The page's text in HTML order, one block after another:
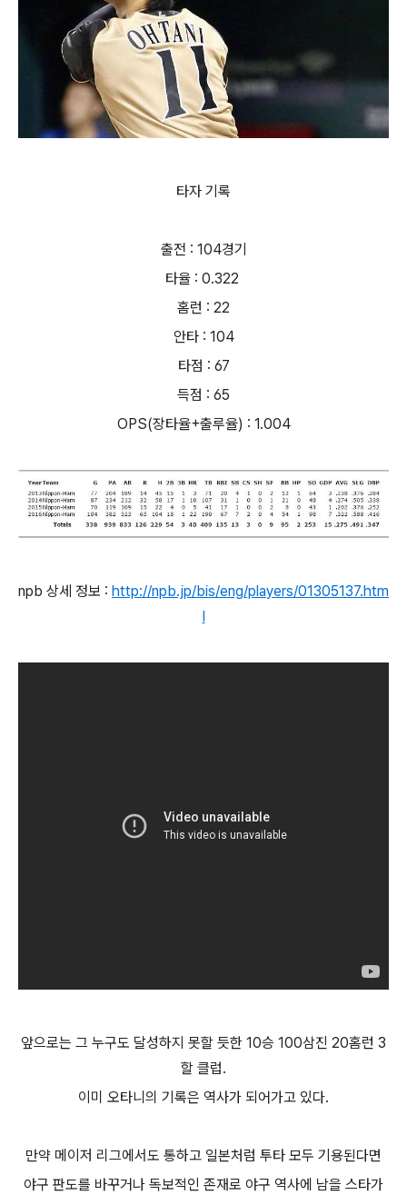
타자 기록
출전 : 104경기
타율 : 0.322
홈런 : 22
안타 : 104
타점 : 67
득점 : 65
OPS(장타율+출루율) : 1.004
npb 상세 정보 : http://npb.jp/bis/eng/players/01305137.htm
l
앞으로는 그 누구도 달성하지 못할 듯한 10승 100삼진 20홈런 3
할 클럽.
이미 오타니의 기록은 역사가 되어가고 있다.
만약 메이저 리그에서도 통하고 일본처럼 투타 모두 기용된다면
야구 판도를 바꾸거나 독보적인 존재로 야구 역사에 남을 스타가